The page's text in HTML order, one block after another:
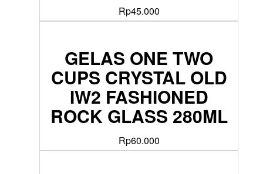
Rp45.000
GELAS ONE TWO
CUPS CRYSTAL OLD
IW2 FASHIONED
ROCK GLASS 280ML
Rp60.000